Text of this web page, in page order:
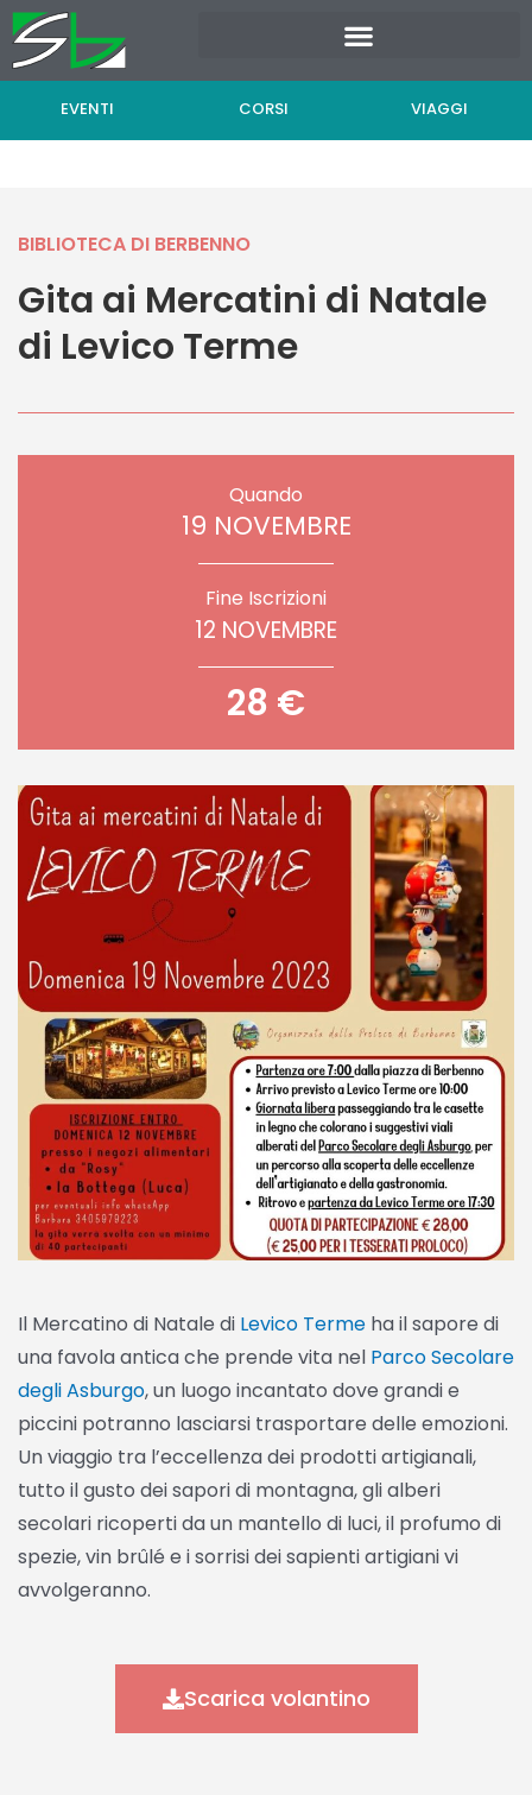
Vai
al
contenuto
EVENTI CORSI VIAGGI
BIBLIOTECA DI BERBENNO
Gita ai Mercatini di Natale
di Levico Terme
Quando
19 NOVEMBRE
Fine Iscrizioni
12 NOVEMBRE
28 €
Il Mercatino di Natale di Levico Terme ha il sapore di
una favola antica che prende vita nel Parco Secolare
degli Asburgo, un luogo incantato dove grandi e
piccini potranno lasciarsi trasportare delle emozioni.
Un viaggio tra l’eccellenza dei prodotti artigianali,
tutto il gusto dei sapori di montagna, gli alberi
secolari ricoperti da un mantello di luci, il profumo di
spezie, vin brûlé e i sorrisi dei sapienti artigiani vi
avvolgeranno.
Scarica volantino